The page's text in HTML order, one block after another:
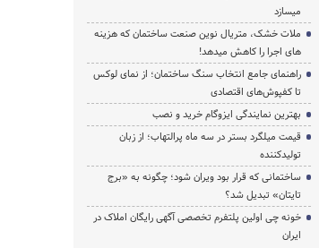
میسازد
ملات خشک، متریال نوین صنعت ساختمان که هزینه‌
های اجرا را کاهش میدهد!
راهنمای جامع انتخاب سنگ ساختمان؛ از نمای لوکس
تا کفپوش‌های اقتصادی
بهترین نمایندگی ایزوگام خرید و نصب
قیمت میلگرد بستر در سه ماه پرالتهاب؛ از زبان
تولیدکننده
ساختمانی که قرار بود ویران شود؛ چگونه به «برج
تایتان» تبدیل شد؟
خونه چی اولین پلتفرم تخصصی آگهی رایگان املاک در
ایران